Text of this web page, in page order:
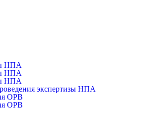
НПА
НПА
НПА
экспертизы НПА
ОРВ
ОРВ